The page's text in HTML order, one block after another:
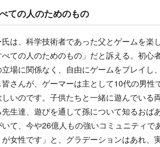
ての人のためのもの
は、科学技術者であった父とゲームを楽
べての人のためのもの」だと訴える。初
場に関係なく、自由にゲームをプレイし
さんが、ゲーマーは主として10代の男
いのです。子供たちと一緒に遊んでいる
生達、遊びを通して孫について知るおば
て、今や26億人もの強いコミュニティで
女性です」と、グラデーションはあれ、